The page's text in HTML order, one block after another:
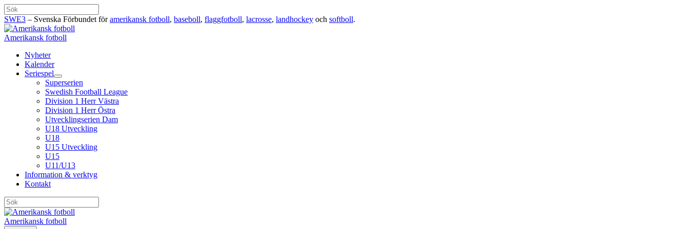
Hoppa
till
innehåll
Sök
SWE3 – Svenska Förbundet föramerikansk fotboll, baseboll, flaggfotboll, lacrosse, landhockey och softboll.
Amerikansk fotboll
Nyheter
Kalender
Seriespel
Superserien
Swedish Football League
Division 1 Herr Västra
Division 1 Herr Östra
Utvecklingserien Dam
U18 Utveckling
U18
U15 Utveckling
U15
U11/U13
Information & verktyg
Kontakt
Sök
Amerikansk fotboll